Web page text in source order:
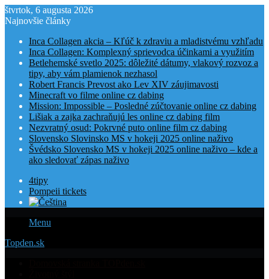
štvrtok, 6 augusta 2026
Najnovšie články
Inca Collagen akcia – Kľúč k zdraviu a mladistvému vzhľadu
Inca Collagen: Komplexný sprievodca účinkami a využitím
Betlehemské svetlo 2025: dôležité dátumy, vlakový rozvoz a
tipy, aby vám plamienok nezhasol
Robert Francis Prevost ako Lev XIV záujimavosti
Minecraft vo filme online cz dabing
Mission: Impossible – Posledné zúčtovanie online cz dabing
Lišiak a zajka zachraňujú les online cz dabing film
Nezvratný osud: Pokrvné puto online film cz dabing
Slovensko Slovinsko MS v hokeji 2025 online naživo
Švédsko Slovensko MS v hokeji 2025 online naživo – kde a
ako sledovať zápas naživo
4tipy
Pompeii tickets
Menu
Topden.sk